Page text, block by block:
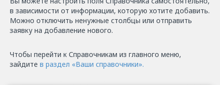
в зависимости от информации, которую хотите добавить.
Можно отключить ненужные столбцы или отправить
заявку на добавление нового.
Чтобы перейти к Справочникам из главного меню,
зайдите в раздел «Ваши справочники».